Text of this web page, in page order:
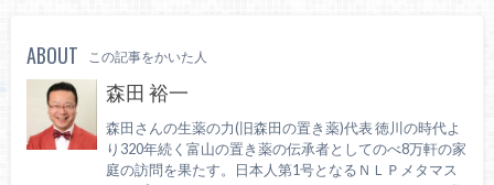
ABOUT この記事をかいた人
森田 裕一
森田さんの生薬の力(旧森田の置き薬)代表 徳川の時代よ
り320年続く富山の置き薬の伝承者としてのべ8万軒の家
庭の訪問を果たす。日本人第1号となるＮＬＰメタマス